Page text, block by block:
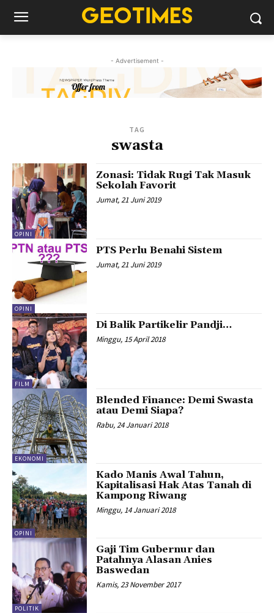
- Advertisement -
TAG
swasta
OPINI
Zonasi: Tidak Rugi Tak Masuk
Sekolah Favorit
Jumat, 21 Juni 2019
OPINI
PTS Perlu Benahi Sistem
Jumat, 21 Juni 2019
FILM
Di Balik Partikelir Pandji…
Minggu, 15 April 2018
EKONOMI
Blended Finance: Demi Swasta
atau Demi Siapa?
Rabu, 24 Januari 2018
OPINI
Kado Manis Awal Tahun,
Kapitalisasi Hak Atas Tanah di
Kampong Riwang
Minggu, 14 Januari 2018
POLITIK
Gaji Tim Gubernur dan
Patahnya Alasan Anies
Baswedan
Kamis, 23 November 2017